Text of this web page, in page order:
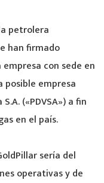
petrolera
han firmado
con sede en
posible empresa
(«PDVSA») a fin
en el país.
sería del
operativas y de